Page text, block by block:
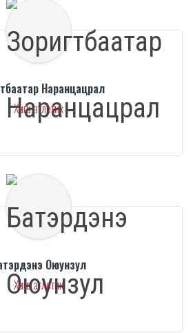
Наранцацрал
Хөнгөн атлетик
Оюунзул
Хөнгөн атлетик